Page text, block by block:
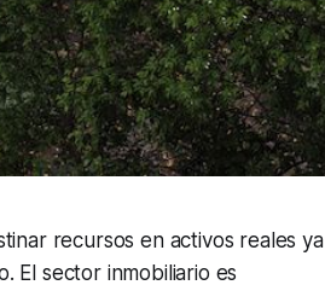
recursos en activos reales ya
El sector inmobiliario es